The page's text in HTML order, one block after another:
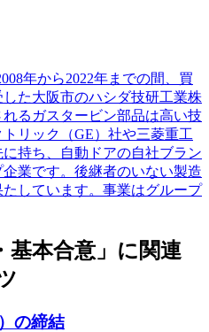
年から2022年までの間、買
た大阪市のハシダ技研工業株
るガスタービン部品は高い技
リック（GE）社や三菱重工
持ち、自動ドアの自社ブラン
業です。後継者のいない製造
しています。事業はグループ
基本合意」に関連
の締結